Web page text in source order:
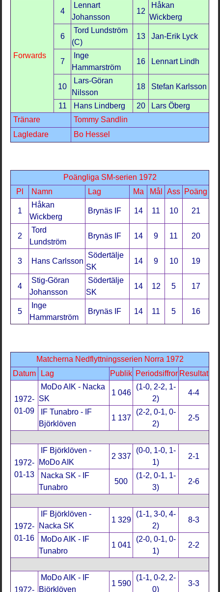
Forwards
4
Lennart
Johansson
12
Håkan
Wickberg
6
Tord Lundström
(C)
13 Jan-Erik Lyck
7
Inge
Hammarström
16 Lennart Lindh
10
Lars-Göran
Nilsson
18 Stefan Karlsson
11 Hans Lindberg 20
Lars Öberg
Tränare
Tommy Sandlin
Lagledare
Bo Hessel
Poängliga SM-serien 1972
Pl
Namn Lag Ma Mål Ass Poäng
1
Håkan
Wickberg
Brynäs IF 14 11 10 21
2
Tord
Lundström
Brynäs IF 14 9 11 20
3 Hans Carlsson
Södertälje
SK
14 9 10 19
4
Stig-Göran
Johansson
Södertälje
SK
14 12 5 17
5
Inge
Hammarström
Brynäs IF 14 11 5 16
Matcherna Nedflyttningsserien Norra 1972
Datum
Lag Publik Periodsiffror Resultat
1972-
01-09
MoDo AIK - Nacka
SK
1 046
(1-0, 2-2, 1-
2)
4-4
IF Tunabro - IF
Björklöven
1 137
(2-2, 0-1, 0-
2)
2-5
1972-
01-13
IF Björklöven -
MoDo AIK
2 337
(0-0, 1-0, 1-
1)
2-1
Nacka SK - IF
Tunabro
500
(1-2, 0-1, 1-
3)
2-6
1972-
01-16
IF Björklöven -
Nacka SK
1 329
(1-1, 3-0, 4-
2)
8-3
MoDo AIK - IF
Tunabro
1 041
(2-0, 0-1, 0-
1)
2-2
1972-
MoDo AIK - IF
Björklöven
1 590
(1-1, 0-2, 2-
0)
3-3